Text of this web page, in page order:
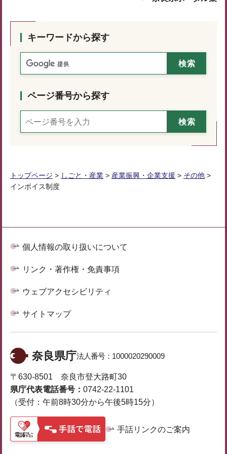
キーワードから探す
ページ番号から探す
トップページ > しごと・産業 > 産業振興・企業支援 > その他 >
インボイス制度
個人情報の取り扱いについて
リンク・著作権・免責事項
ウェブアクセシビリティ
サイトマップ
奈良県庁法人番号： 1000020290009
〒630-8501 奈良市登大路町30
県庁代表電話番号： 0742-22-1101
（受付：午前8時30分から午後5時15分）
手話リンクのご案内